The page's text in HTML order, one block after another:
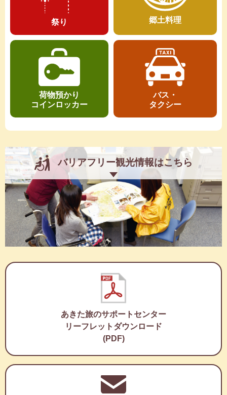
祭り 郷土料理
荷物預かり
コインロッカー
バス・
タクシー
バリアフリー観光情報はこちら
あきた旅のサポートセンター
リーフレットダウンロード
(PDF)